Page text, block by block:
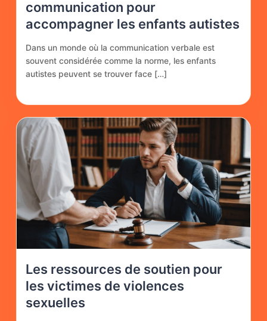
communication pour
accompagner les enfants autistes
Dans un monde où la communication verbale est
souvent considérée comme la norme, les enfants
autistes peuvent se trouver face […]
Les ressources de soutien pour
les victimes de violences
sexuelles